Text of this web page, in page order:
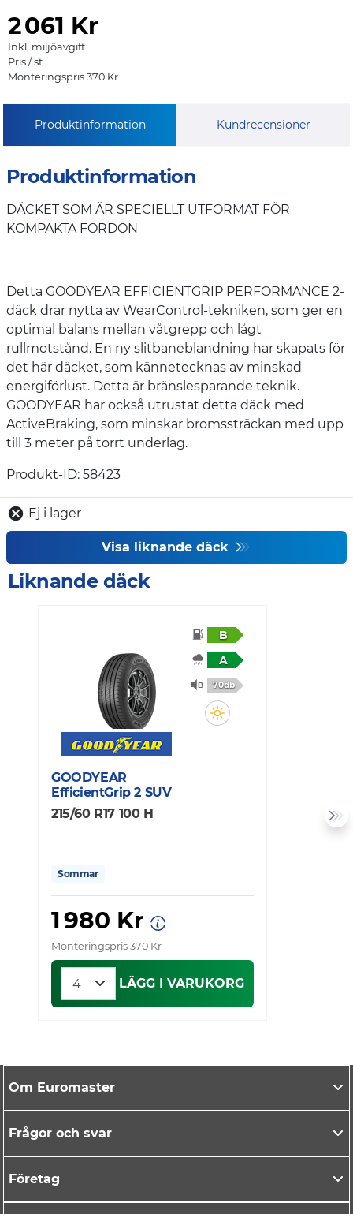
2061 Kr
Inkl. miljöavgift
Pris / st
Monteringspris 370 Kr
Produktinformation Kundrecensioner
Produktinformation
DÄCKET SOM ÄR SPECIELLT UTFORMAT FÖR
KOMPAKTA FORDON
Detta GOODYEAR EFFICIENTGRIP PERFORMANCE 2-
däck drar nytta av WearControl-tekniken, som ger en
optimal balans mellan våtgrepp och lågt
rullmotstånd. En ny slitbaneblandning har skapats för
det här däcket, som kännetecknas av minskad
energiförlust. Detta är bränslesparande teknik.
GOODYEAR har också utrustat detta däck med
ActiveBraking, som minskar bromssträckan med upp
till 3 meter på torrt underlag.
Produkt-ID: 58423
Ej i lager
Visa liknande däck
Liknande däck
B
A
70db
GOODYEAR
EfficientGrip 2 SUV
215/60 R17 100 H
Sommar
1 980 Kr
Monteringspris 370 Kr
LÄGG I VARUKORG
Om Euromaster
Frågor och svar
Företag